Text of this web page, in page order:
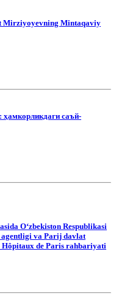
Mirziyoyevning Mintaqaviy
ҳамкорликдаги саъй-
Oʻzbekiston Respublikasi
va Parij davlat
de Paris rahbariyati